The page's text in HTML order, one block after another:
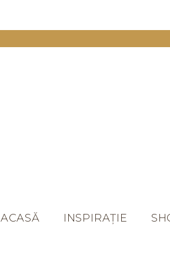
ACASĂ INSPIRAȚIE